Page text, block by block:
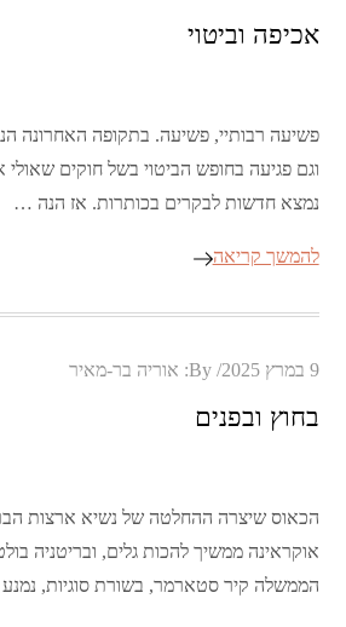
אכיפה וביטוי
פשיעה רבותיי, פשיעה. בתקופה האחרונה
וגם פגיעה בחופש הביטוי בשל חוקים
נמצא חדשות לבקרים בכותרות. אז הנה …
להמשך קריאה
Posted
9 במרץ 2025 By: אוריה בר-מאיר
בחוץ ובפנים
הכאוס שיצרה ההחלטה של נשיא ארצות
אוקראינה ממשיך להכות גלים, ובריטניה
הממשלה קיר סטארמר, בשורת סוגיות,